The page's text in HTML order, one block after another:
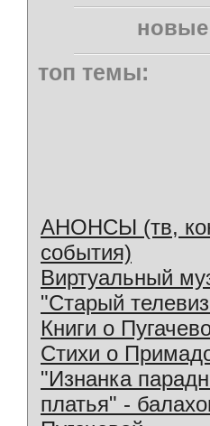
топ темы:
АНОНСЫ (тв,
события)
Виртуальный
"Старый
Книги о
Стихи о
"Изнанка
платья" -